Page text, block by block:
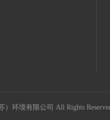
）环境有限公司 All Rights